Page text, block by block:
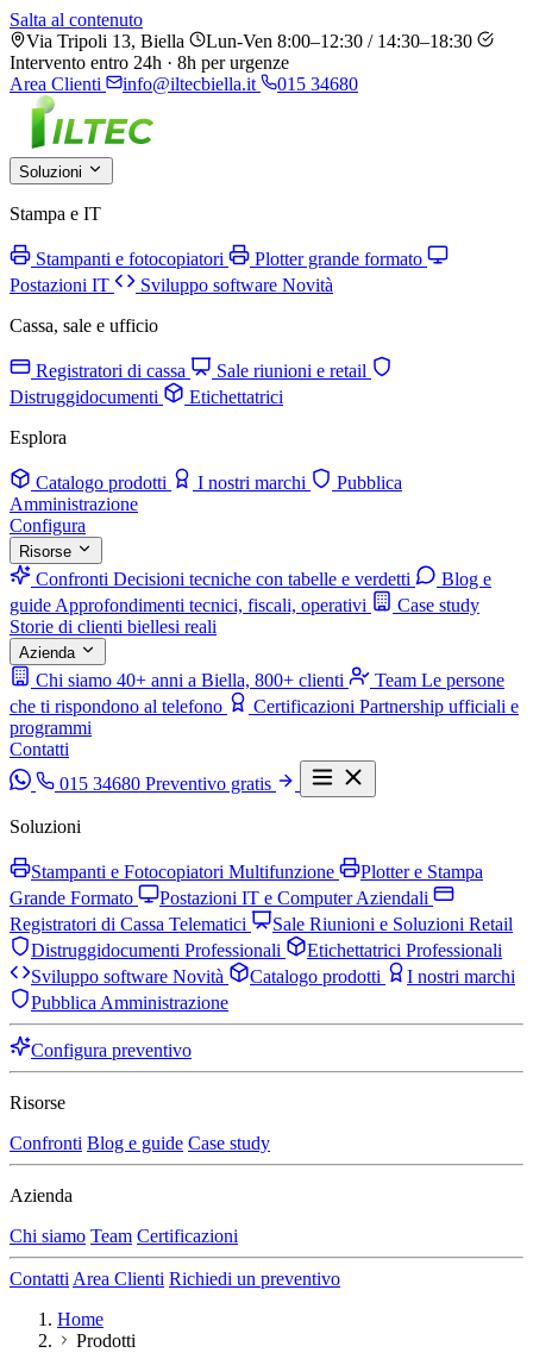
Salta al contenuto
Via Tripoli 13, Biella
Lun-Ven 8:00–12:30 / 14:30–18:30
Intervento entro 24h · 8h per urgenze
Area Clienti
info@iltecbiella.it 015 34680
Soluzioni
Stampa e IT
Stampanti e fotocopiatori
Plotter grande formato
Postazioni IT
Sviluppo software Novità
Cassa, sale e ufficio
Registratori di cassa
Sale riunioni e retail
Distruggidocumenti
Etichettatrici
Esplora
Catalogo prodotti I nostri marchi
Pubblica
Amministrazione
Configura
Risorse
Confronti Decisioni tecniche con tabelle e verdetti
Blog e
guide Approfondimenti tecnici, fiscali, operativi
Case study
Storie di clienti biellesi reali
Azienda
Chi siamo 40+ anni a Biella, 800+ clienti Team Le persone
che ti rispondono al telefono
Certificazioni Partnership ufficiali e
programmi
Contatti
015 34680 Preventivo gratis
Soluzioni
Stampanti e Fotocopiatori Multifunzione
Plotter e Stampa
Grande Formato
Postazioni IT e Computer Aziendali
Registratori di Cassa Telematici
Sale Riunioni e Soluzioni Retail
Distruggidocumenti Professionali
Etichettatrici Professionali
Sviluppo software Novità Catalogo prodotti
I nostri marchi
Pubblica Amministrazione
Configura preventivo
Risorse
Confronti Blog e guide Case study
Azienda
Chi siamo Team Certificazioni
Contatti Area Clienti Richiedi un preventivo
Home
Prodotti